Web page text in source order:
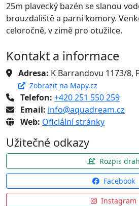
25m plavecký bazén se slanou
brouzdaliště a parní komory.
celoročně, v zimě pro otužilce.
Kontakt a informace
Adresa: K Barrandovu 1173/8,
Zobrazit na Mapy.cz
Telefon: +420 251 550 259
Email: info@aquadream.cz
Web: Oficiální stránky
Užitečné odkazy
Rozpis drah
Facebook
Instagram